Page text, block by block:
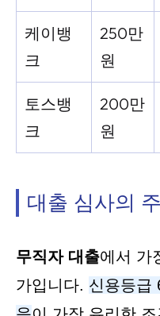
케이뱅
크
250만
원
토스뱅
크
200만
원
대출 심사의
무직자 대출에서 가
가입니다. 신용등급